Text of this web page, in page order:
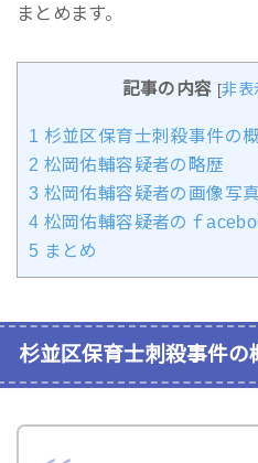
まとめます。
記事の内容 [非表
1 杉並区保育士刺殺事件の
2 松岡佑輔容疑者の略歴
3 松岡佑輔容疑者の画像写真
4 松岡佑輔容疑者のｆ
5 まとめ
杉並区保育士刺殺事件の